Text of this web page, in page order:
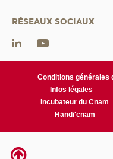
RÉSEAUX SOCIAUX
Conditions générales
Infos légales
Incubateur du Cnam
Handi'cnam